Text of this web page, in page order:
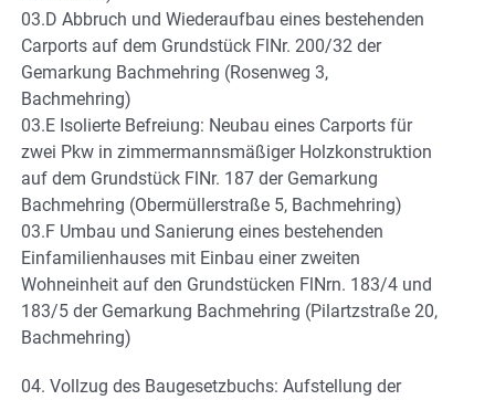
03.D Abbruch und Wiederaufbau eines bestehenden
Carports auf dem Grundstück FlNr. 200/32 der
Gemarkung Bachmehring (Rosenweg 3,
Bachmehring)
03.E Isolierte Befreiung: Neubau eines Carports für
zwei Pkw in zimmermannsmäßiger Holzkonstruktion
auf dem Grundstück FlNr. 187 der Gemarkung
Bachmehring (Obermüllerstraße 5, Bachmehring)
03.F Umbau und Sanierung eines bestehenden
Einfamilienhauses mit Einbau einer zweiten
Wohneinheit auf den Grundstücken FlNrn. 183/4 und
183/5 der Gemarkung Bachmehring (Pilartzstraße 20,
Bachmehring)
04. Vollzug des Baugesetzbuchs: Aufstellung der